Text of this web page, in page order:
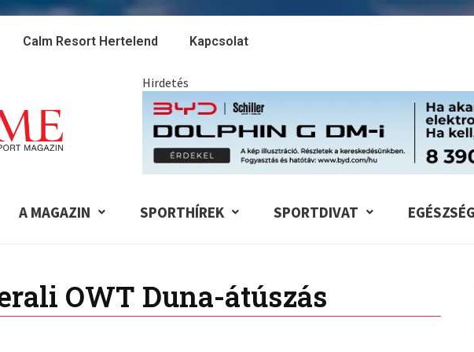
Calm Resort Hertelend Kapcsolat
Hirdetés
A MAGAZIN SPORTHÍREK SPORTDIVAT EGÉSZSÉG
OWT Duna-átúszás